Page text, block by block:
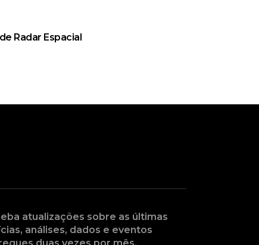
Radar Espacial
atualizações sobre as últimas
análises, dados e eventos